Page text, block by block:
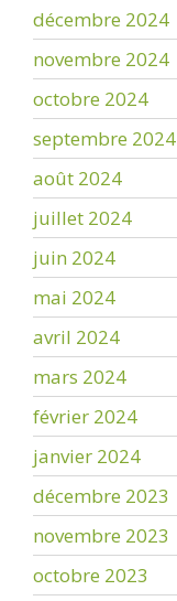
décembre 2024
novembre 2024
octobre 2024
septembre 2024
août 2024
juillet 2024
juin 2024
mai 2024
avril 2024
mars 2024
février 2024
janvier 2024
décembre 2023
novembre 2023
octobre 2023